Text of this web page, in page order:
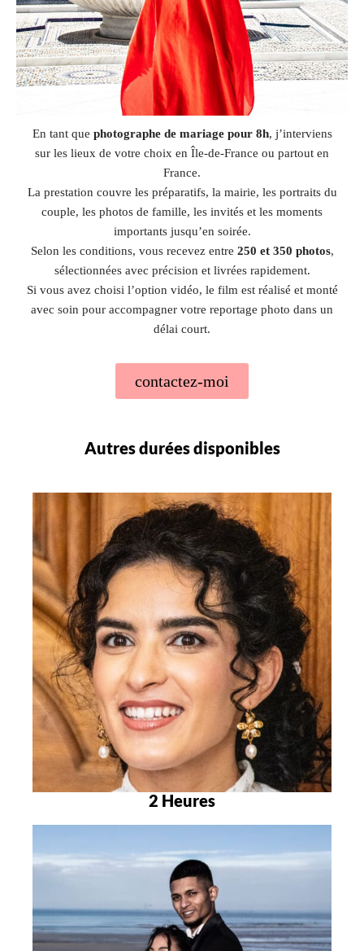
En tant que photographe de mariage pour 8h, j’interviens
sur les lieux de votre choix en Île-de-France ou partout en
France.
La prestation couvre les préparatifs, la mairie, les portraits du
couple, les photos de famille, les invités et les moments
importants jusqu’en soirée.
Selon les conditions, vous recevez entre 250 et 350 photos,
sélectionnées avec précision et livrées rapidement.
Si vous avez choisi l’option vidéo, le film est réalisé et monté
avec soin pour accompagner votre reportage photo dans un
délai court.
contactez-moi
Autres durées disponibles
2 Heures